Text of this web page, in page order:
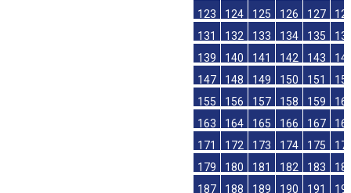
123
124 125 126 127
131
132 133 134 135
139
140 141 142 143
147
148 149 150 151
155
156 157 158 159
163
164 165 166 167
171
172 173 174 175
179
180 181 182 183
187
188 189 190 191